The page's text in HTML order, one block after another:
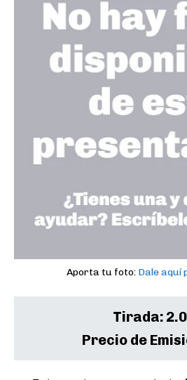
Aporta tu foto: Dale aquí
Tirada:
Precio de